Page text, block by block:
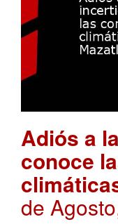
Adiós a
conoce
de